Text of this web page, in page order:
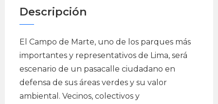
Descripción
El Campo de Marte, uno de los parques más
importantes y representativos de Lima, será
escenario de un pasacalle ciudadano en
defensa de sus áreas verdes y su valor
ambiental. Vecinos, colectivos y